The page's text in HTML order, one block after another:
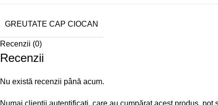
GREUTATE CAP CIOCAN
Recenzii (0)
Recenzii
Nu există recenzii până acum.